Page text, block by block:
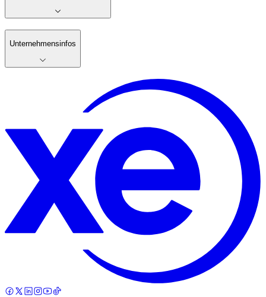
Unternehmensinfos